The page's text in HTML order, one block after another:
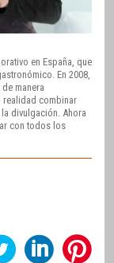
en España, que
En 2008,
manera
realidad combinar
divulgación. Ahora
con todos los